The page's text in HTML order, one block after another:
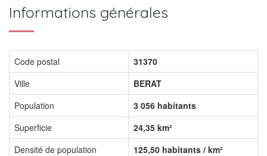
Informations générales
Code postal
31370
Ville
BERAT
Population
3 056 habitants
Superficie
24,35 km²
Densité de population
125,50 habitants / km²